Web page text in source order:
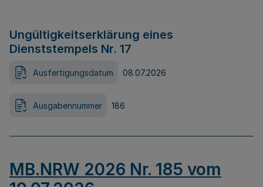
Ungültigkeitserklärung eines
Dienststempels Nr. 17
Ausfertigungsdatum 08.07.2026
Ausgabennummer 186
MB.NRW 2026 Nr. 185 vom